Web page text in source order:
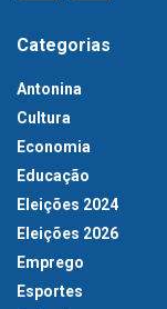
Categorias
Antonina
Cultura
Economia
Educação
Eleições 2024
Eleições 2026
Emprego
Esportes